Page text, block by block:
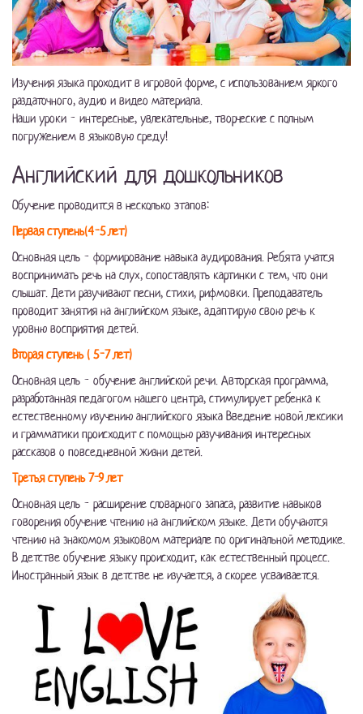
Изучения языка проходит в игровой форме, с использованием яркого
раздаточного, аудио и видео материала.
Наши уроки - интересные, увлекательные, творческие с полным
погружением в языковую среду!
Английский для дошкольников
Обучение проводится в несколько этапов:
Первая ступень(4-5 лет)
Основная цель - формирование навыка аудирования. Ребята учатся
воспринимать речь на слух, сопоставлять картинки с тем, что они
слышат. Дети разучивают песни, стихи, рифмовки. Преподаватель
проводит занятия на английском языке, адаптирую свою речь к
уровню восприятия детей.
Вторая ступень ( 5-7 лет)
Основная цель - обучение английской речи. Авторская программа,
разработанная педагогом нашего центра, стимулирует ребенка к
естественному изучению английского языка Введение новой лексики
и грамматики происходит с помощью разучивания интересных
рассказов о повседневной жизни детей.
Третья ступень 7-9 лет
Основная цель - расширение словарного запаса, развитие навыков
говорения обучение чтению на английском языке. Дети обучаются
чтению на знакомом языковом материале по оригинальной методике.
В детстве обучение языку происходит, как естественный процесс.
Иностранный язык в детстве не изучается, а скорее усваивается.